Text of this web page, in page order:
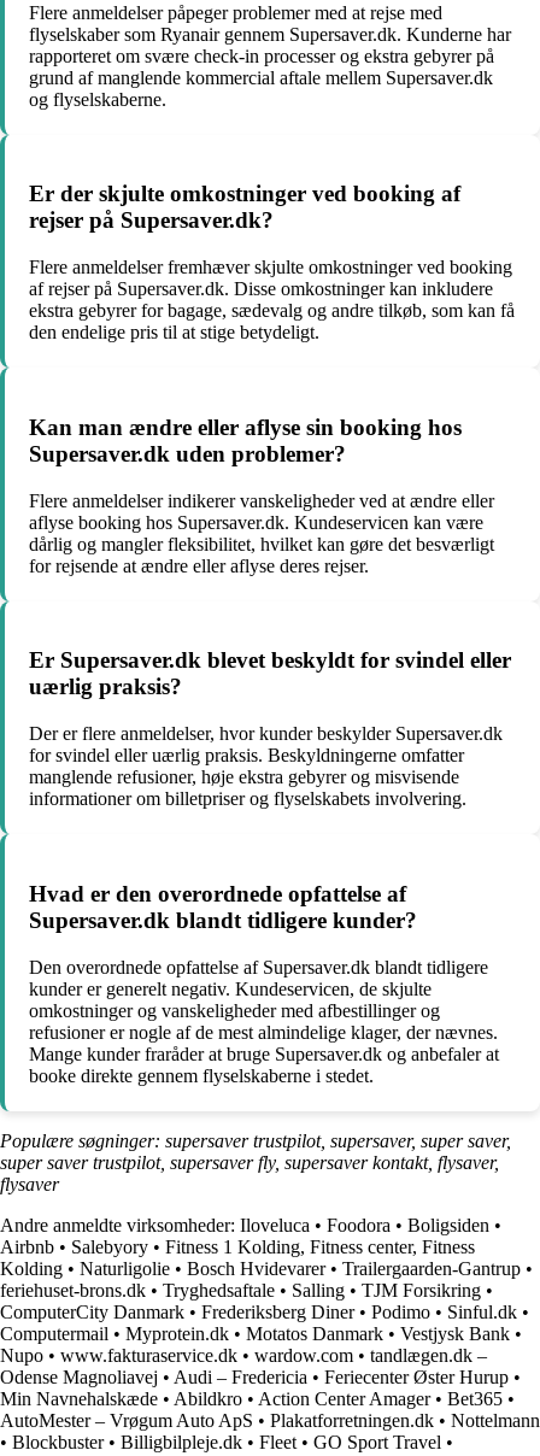
Flere anmeldelser påpeger problemer med at rejse med
flyselskaber som Ryanair gennem Supersaver.dk. Kunderne har
rapporteret om svære check-in processer og ekstra gebyrer på
grund af manglende kommercial aftale mellem Supersaver.dk
og flyselskaberne.
Er der skjulte omkostninger ved booking af
rejser på Supersaver.dk?
Flere anmeldelser fremhæver skjulte omkostninger ved booking
af rejser på Supersaver.dk. Disse omkostninger kan inkludere
ekstra gebyrer for bagage, sædevalg og andre tilkøb, som kan få
den endelige pris til at stige betydeligt.
Kan man ændre eller aflyse sin booking hos
Supersaver.dk uden problemer?
Flere anmeldelser indikerer vanskeligheder ved at ændre eller
aflyse booking hos Supersaver.dk. Kundeservicen kan være
dårlig og mangler fleksibilitet, hvilket kan gøre det besværligt
for rejsende at ændre eller aflyse deres rejser.
Er Supersaver.dk blevet beskyldt for svindel eller
uærlig praksis?
Der er flere anmeldelser, hvor kunder beskylder Supersaver.dk
for svindel eller uærlig praksis. Beskyldningerne omfatter
manglende refusioner, høje ekstra gebyrer og misvisende
informationer om billetpriser og flyselskabets involvering.
Hvad er den overordnede opfattelse af
Supersaver.dk blandt tidligere kunder?
Den overordnede opfattelse af Supersaver.dk blandt tidligere
kunder er generelt negativ. Kundeservicen, de skjulte
omkostninger og vanskeligheder med afbestillinger og
refusioner er nogle af de mest almindelige klager, der nævnes.
Mange kunder fraråder at bruge Supersaver.dk og anbefaler at
booke direkte gennem flyselskaberne i stedet.
Populære søgninger: supersaver trustpilot, supersaver, super saver,
super saver trustpilot, supersaver fly, supersaver kontakt, flysaver,
flysaver
Andre anmeldte virksomheder: Iloveluca • Foodora • Boligsiden •
Airbnb • Salebyory • Fitness 1 Kolding, Fitness center, Fitness
Kolding • Naturligolie • Bosch Hvidevarer• Trailergaarden-Gantrup •
feriehuset-brons.dk • Tryghedsaftale • Salling • TJM Forsikring •
ComputerCity Danmark • Frederiksberg Diner• Podimo • Sinful.dk •
Computermail • Myprotein.dk • Motatos Danmark • Vestjysk Bank •
Nupo • www.fakturaservice.dk • wardow.com • tandlægen.dk –
Odense Magnoliavej • Audi – Fredericia • Feriecenter Øster Hurup •
Min Navnehalskæde • Abildkro • Action Center Amager• Bet365 •
AutoMester – Vrøgum Auto ApS • Plakatforretningen.dk • Nottelmann
• Blockbuster• Billigbilpleje.dk • Fleet • GO Sport Travel •